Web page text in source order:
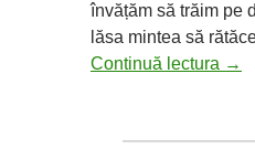
învățăm să trăim pe
lăsa mintea să
Continuă lectura →